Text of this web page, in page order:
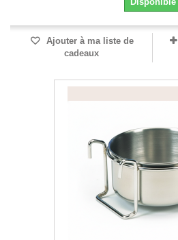
Ajouter à ma liste de
cadeaux